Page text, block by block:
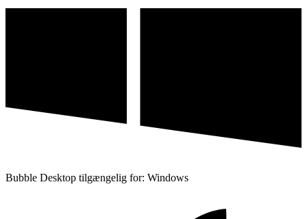
Bubble Desktop tilgængelig for: Windows